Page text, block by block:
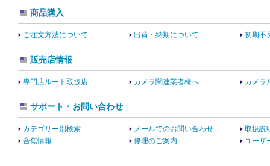
商品購入
ご注文方法について 出荷・納期について 初期不
販売店情報
専門店ルート取扱店 カメラ関連業者様へ カメラ
サポート・お問い合わせ
カテゴリー別検索 メールでのお問い合わせ
取扱説
合焦情報
修理のご案内 ユーザ